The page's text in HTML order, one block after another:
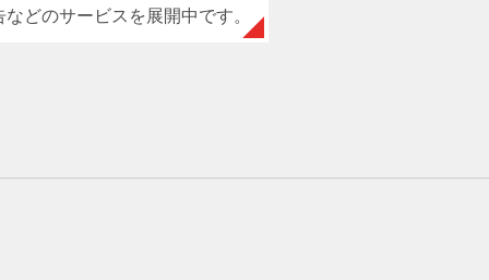
などのサービスを展開中です。